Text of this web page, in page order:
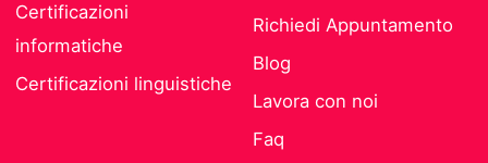
Certificazioni
informatiche
Certificazioni linguistiche
Richiedi Appuntamento
Blog
Lavora con noi
Faq